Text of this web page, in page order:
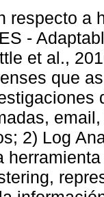
respecto a
-
et al.,
que
2) Log